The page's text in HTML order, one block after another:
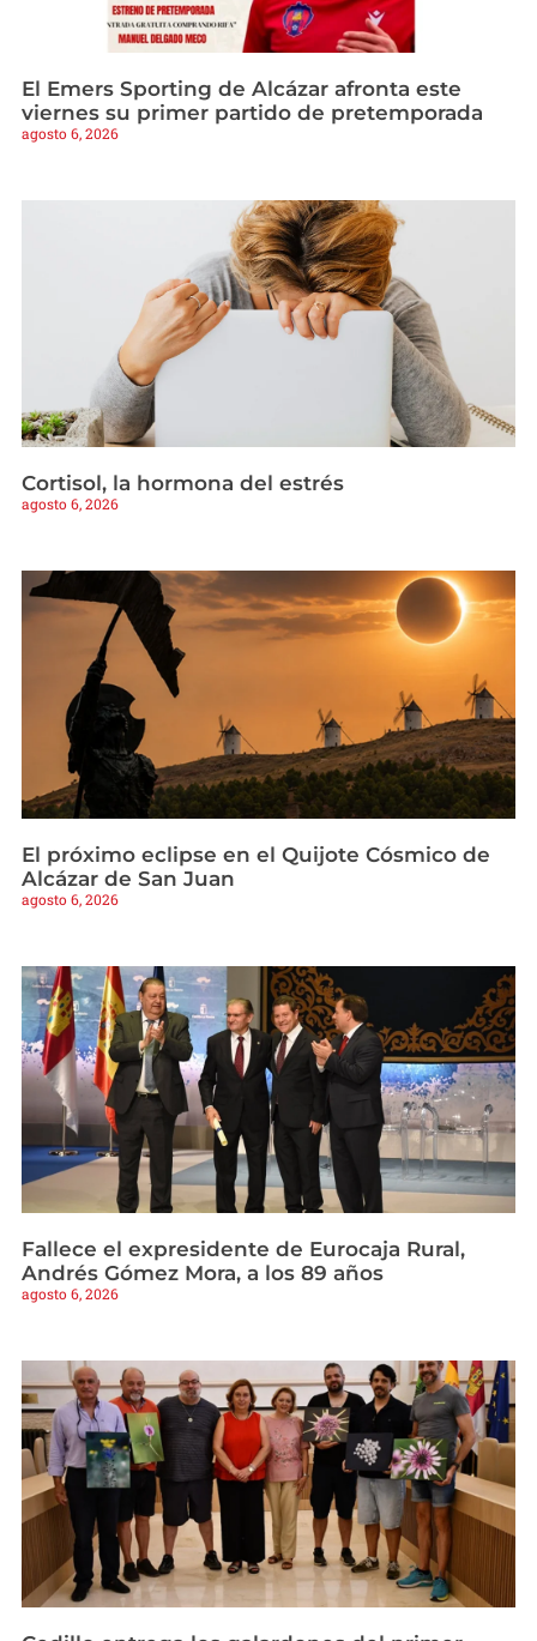
El Emers Sporting de Alcázar afronta este
viernes su primer partido de pretemporada
agosto 6, 2026
Cortisol, la hormona del estrés
agosto 6, 2026
El próximo eclipse en el Quijote Cósmico de
Alcázar de San Juan
agosto 6, 2026
Fallece el expresidente de Eurocaja Rural,
Andrés Gómez Mora, a los 89 años
agosto 6, 2026